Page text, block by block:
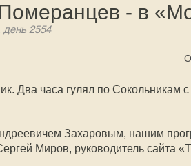
- в
день 2554
Два часа гулял по Сокольникам
Захаровым, нашим
Миров, руководитель сайта